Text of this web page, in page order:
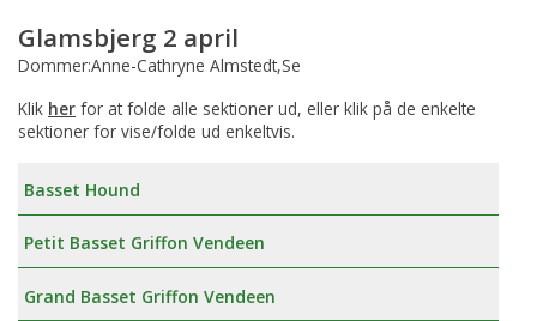
Glamsbjerg 2 april
Dommer:Anne-Cathryne Almstedt,Se
Klik her for at folde alle sektioner ud, eller klik på de enkelte
sektioner for vise/folde ud enkeltvis.
Basset Hound
Petit Basset Griffon Vendeen
Grand Basset Griffon Vendeen